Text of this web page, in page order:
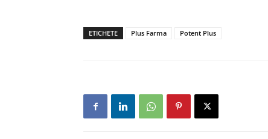
ETICHETE Plus Farma Potent Plus